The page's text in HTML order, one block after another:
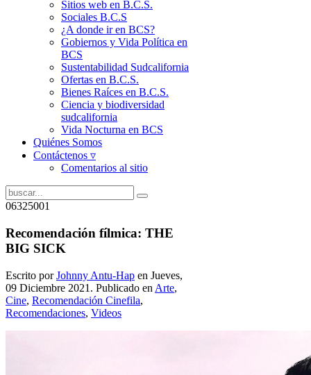
Sitios web en B.C.S.
Sociales B.C.S
¿A donde ir en BCS?
Gobiernos y Vida Política en
BCS
Sustentabilidad Sudcalifornia
Ofertas en B.C.S.
Bienes Raíces en B.C.S.
Ciencia y biodiversidad
sudcalifornia
Vida Nocturna en BCS
Quiénes Somos
Contáctenos ▿
Comentarios al sitio
06325001
Recomendación fílmica: THE
BIG SICK
Escrito porJohnny Antu-Hap en Jueves,
09 Diciembre 2021. Publicado en Arte,
Cine, Recomendación Cinefila,
Recomendaciones, Videos